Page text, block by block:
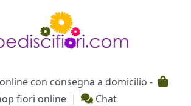
con consegna a domicilio -
fiori online | Chat